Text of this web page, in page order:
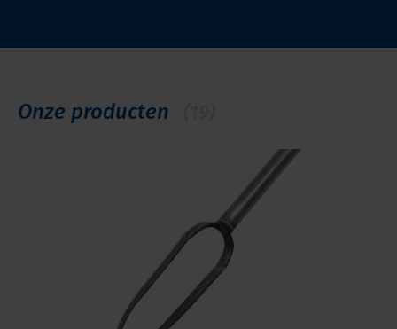
Onze producten